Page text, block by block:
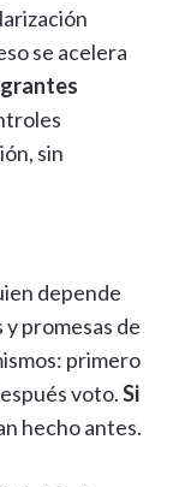
se acelera
sin
depende
promesas de
primero
voto.Si
hecho antes.